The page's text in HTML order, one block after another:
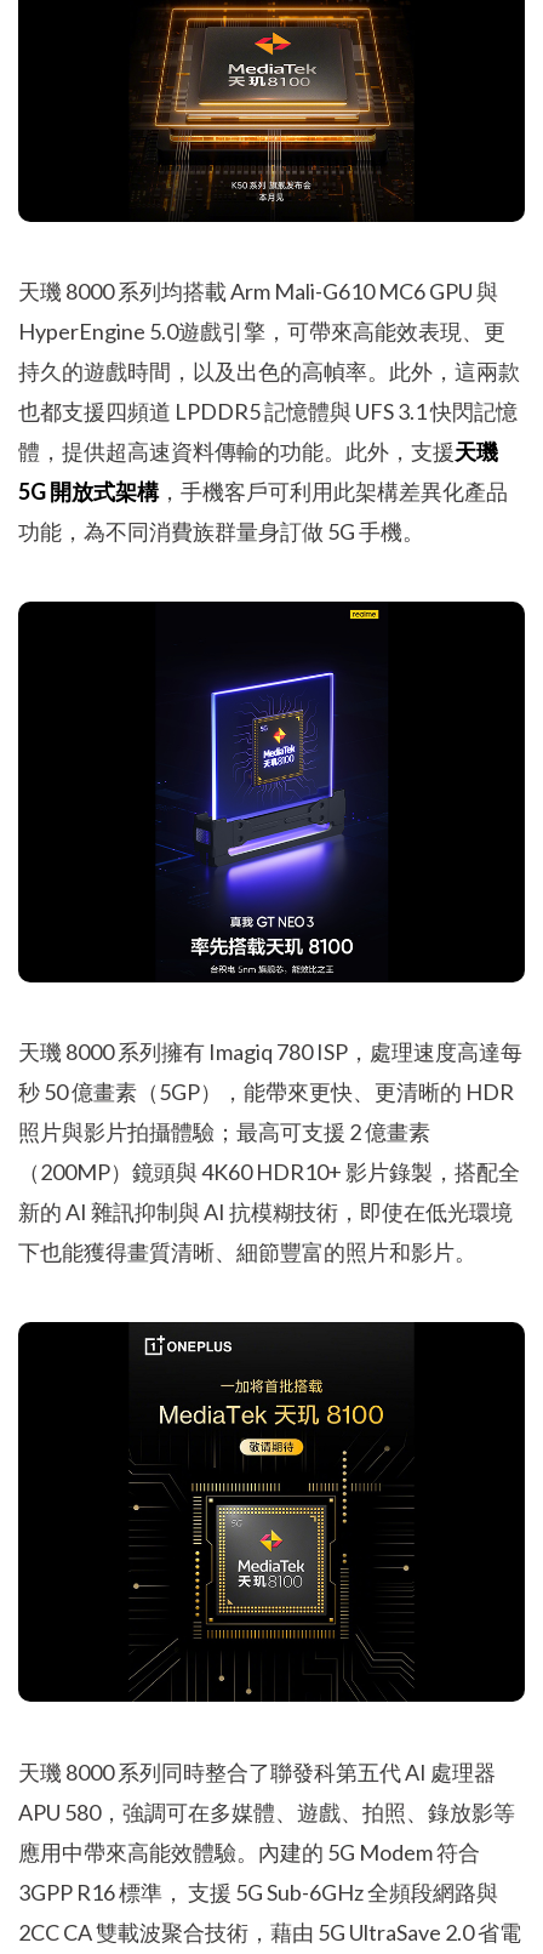
天璣 8000 系列均搭載 Arm Mali-G610 MC6 GPU 與
HyperEngine 5.0遊戲引擎，可帶來高能效表現、更
持久的遊戲時間，以及出色的高幀率。此外，這兩款
也都支援四頻道 LPDDR5 記憶體與 UFS 3.1 快閃記憶
體，提供超高速資料傳輸的功能。此外，支援天璣
5G 開放式架構，手機客戶可利用此架構差異化產品
功能，為不同消費族群量身訂做 5G 手機。
天璣 8000 系列擁有 Imagiq 780 ISP，處理速度高達每
秒 50 億畫素（5GP），能帶來更快、更清晰的 HDR
照片與影片拍攝體驗；最高可支援 2 億畫素
（200MP）鏡頭與 4K60 HDR10+ 影片錄製，搭配全
新的 AI 雜訊抑制與 AI 抗模糊技術，即使在低光環境
下也能獲得畫質清晰、細節豐富的照片和影片。
天璣 8000 系列同時整合了聯發科第五代 AI 處理器
APU 580，強調可在多媒體、遊戲、拍照、錄放影等
應用中帶來高能效體驗。內建的 5G Modem 符合
3GPP R16 標準， 支援 5G Sub-6GHz 全頻段網路與
2CC CA 雙載波聚合技術，藉由 5G UltraSave 2.0 省電